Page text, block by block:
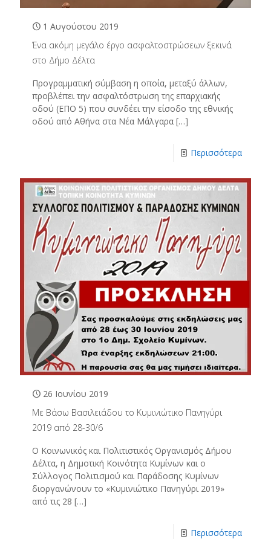
1 Αυγούστου 2019
Ένα ακόμη μεγάλο έργο ασφαλτοστρώσεων ξεκινά
στο Δήμο Δέλτα
Προγραμματική σύμβαση η οποία, μεταξύ άλλων,
προβλέπει την ασφαλτόστρωση της επαρχιακής
οδού (ΕΠΟ 5) που συνδέει την είσοδο της εθνικής
οδού από Αθήνα στα Νέα Μάλγαρα […]
Περισσότερα
26 Ιουνίου 2019
Με Βάσω Βασιλειάδου το Κυμινιώτικο Πανηγύρι
2019 από 28-30/6
Ο Κοινωνικός και Πολιτιστικός Οργανισμός Δήμου
Δέλτα, η Δημοτική Κοινότητα Κυμίνων και ο
Σύλλογος Πολιτισμού και Παράδοσης Κυμίνων
διοργανώνουν το «Κυμινιώτικο Πανηγύρι 2019»
από τις 28 […]
Περισσότερα